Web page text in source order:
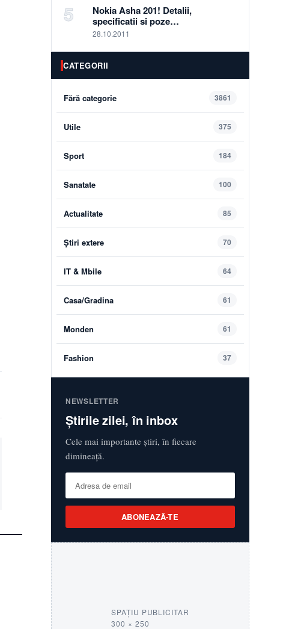
5
Nokia Asha 201! Detalii,
specificatii si poze…
28.10.2011
CATEGORII
Fără categorie 3861
Utile 375
Sport 184
Sanatate 100
Actualitate 85
Știri extere 70
IT & Mbile 64
Casa/Gradina 61
Monden 61
Fashion 37
NEWSLETTER
Știrile zilei, în inbox
Cele mai importante știri, în fiecare
dimineață.
ABONEAZĂ-TE
SPAȚIU PUBLICITAR
300 × 250